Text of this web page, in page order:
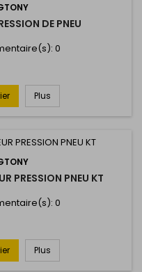
DE PNEU
0
Plus
PRESSION PNEU KT
0
Plus